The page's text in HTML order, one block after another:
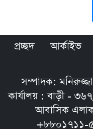
প্রচ্ছদ আর্কাইভ
সম্পাদক:
কার্যালয় : বাড়ী -
আবাসিক
+৮৮০১৭১১-